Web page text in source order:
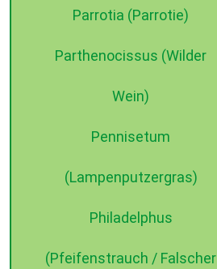
Parrotia (Parrotie)
Parthenocissus (Wilder
Wein)
Pennisetum
(Lampenputzergras)
Philadelphus
(Pfeifenstrauch / Falscher